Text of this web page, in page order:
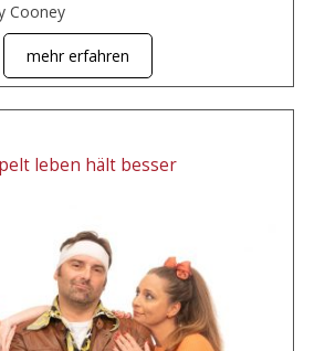
Cooney
mehr erfahren
leben hält besser